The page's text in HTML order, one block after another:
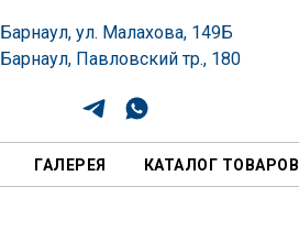
Барнаул, ул. Малахова, 149Б
Барнаул, Павловский тр., 180
ГАЛЕРЕЯ КАТАЛОГ ТОВАРОВ